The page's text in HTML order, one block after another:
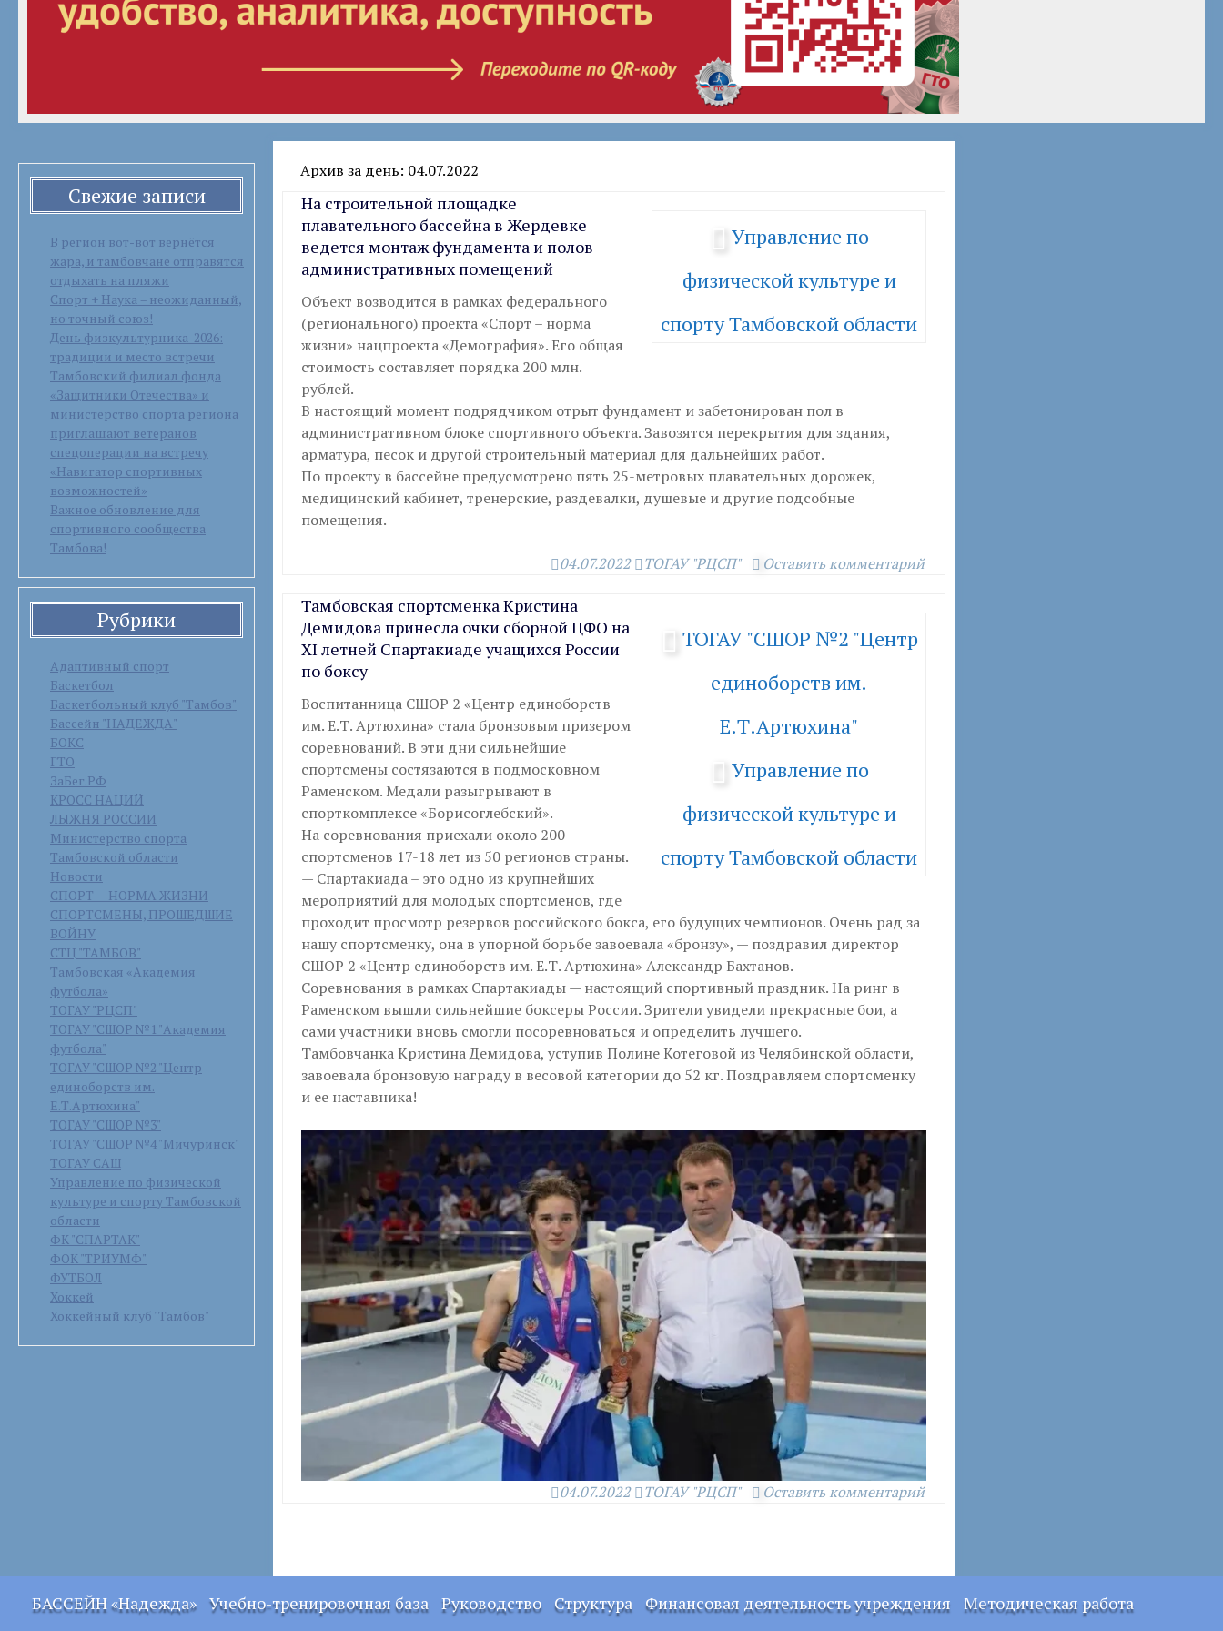
Свежие записи
В регион вот-вот вернётся
жара, и тамбовчане отправятся
отдыхать на пляжи
Спорт + Наука = неожиданный,
но точный союз!
День физкультурника-2026:
традиции и место встречи
Тамбовский филиал фонда
«Защитники Отечества» и
министерство спорта региона
приглашают ветеранов
спецоперации на встречу
«Навигатор спортивных
возможностей»
Важное обновление для
спортивного сообщества
Тамбова!
Рубрики
Адаптивный спорт
Баскетбол
Баскетбольный клуб "Тамбов"
Бассейн "НАДЕЖДА"
БОКС
ГТО
ЗаБег.РФ
КРОСС НАЦИЙ
ЛЫЖНЯ РОССИИ
Министерство спорта
Тамбовской области
Новости
СПОРТ — НОРМА ЖИЗНИ
СПОРТСМЕНЫ, ПРОШЕДШИЕ
ВОЙНУ
СТЦ "ТАМБОВ"
Тамбовская «Академия
футбола»
ТОГАУ "РЦСП"
ТОГАУ "СШОР №1 "Академия
футбола"
ТОГАУ "СШОР №2 "Центр
единоборств им.
Е.Т.Артюхина"
ТОГАУ "СШОР №3"
ТОГАУ "СШОР №4 "Мичуринск"
ТОГАУ САШ
Управление по физической
культуре и спорту Тамбовской
области
ФК "СПАРТАК"
ФОК "ТРИУМФ"
ФУТБОЛ
Хоккей
Хоккейный клуб "Тамбов"
Архив за день: 04.07.2022
Управление по
физической культуре и
спорту Тамбовской области
На строительной площадке
плавательного бассейна в Жердевке
ведется монтаж фундамента и полов
административных помещений
Объект возводится в рамках федерального
(регионального) проекта «Спорт – норма
жизни» нацпроекта «Демография». Его общая
стоимость составляет порядка 200 млн.
рублей.
В настоящий момент подрядчиком отрыт фундамент и забетонирован пол в
административном блоке спортивного объекта. Завозятся перекрытия для здания,
арматура, песок и другой строительный материал для дальнейших работ.
По проекту в бассейне предусмотрено пять 25-метровых плавательных дорожек,
медицинский кабинет, тренерские, раздевалки, душевые и другие подсобные
помещения.
04.07.2022 ТОГАУ "РЦСП" Оставить комментарий
ТОГАУ "СШОР №2 "Центр
единоборств им.
Е.Т.Артюхина"
Управление по
физической культуре и
спорту Тамбовской области
Тамбовская спортсменка Кристина
Демидова принесла очки сборной ЦФО на
XI летней Спартакиаде учащихся России
по боксу
Воспитанница СШОР 2 «Центр единоборств
им. Е.Т. Артюхина» стала бронзовым призером
соревнований. В эти дни сильнейшие
спортсмены состязаются в подмосковном
Раменском. Медали разыгрывают в
спорткомплексе «Борисоглебский».
На соревнования приехали около 200
спортсменов 17-18 лет из 50 регионов страны.
— Спартакиада – это одно из крупнейших
мероприятий для молодых спортсменов, где
проходит просмотр резервов российского бокса, его будущих чемпионов. Очень рад за
нашу спортсменку, она в упорной борьбе завоевала «бронзу», — поздравил директор
СШОР 2 «Центр единоборств им. Е.Т. Артюхина» Александр Бахтанов.
Соревнования в рамках Спартакиады — настоящий спортивный праздник. На ринг в
Раменском вышли сильнейшие боксеры России. Зрители увидели прекрасные бои, а
сами участники вновь смогли посоревноваться и определить лучшего.
Тамбовчанка Кристина Демидова, уступив Полине Котеговой из Челябинской области,
завоевала бронзовую награду в весовой категории до 52 кг. Поздравляем спортсменку
и ее наставника!
04.07.2022 ТОГАУ "РЦСП" Оставить комментарий
БАССЕЙН «Надежда» Учебно-тренировочная база Руководство Структура Финансовая деятельность учреждения
Методическая работа